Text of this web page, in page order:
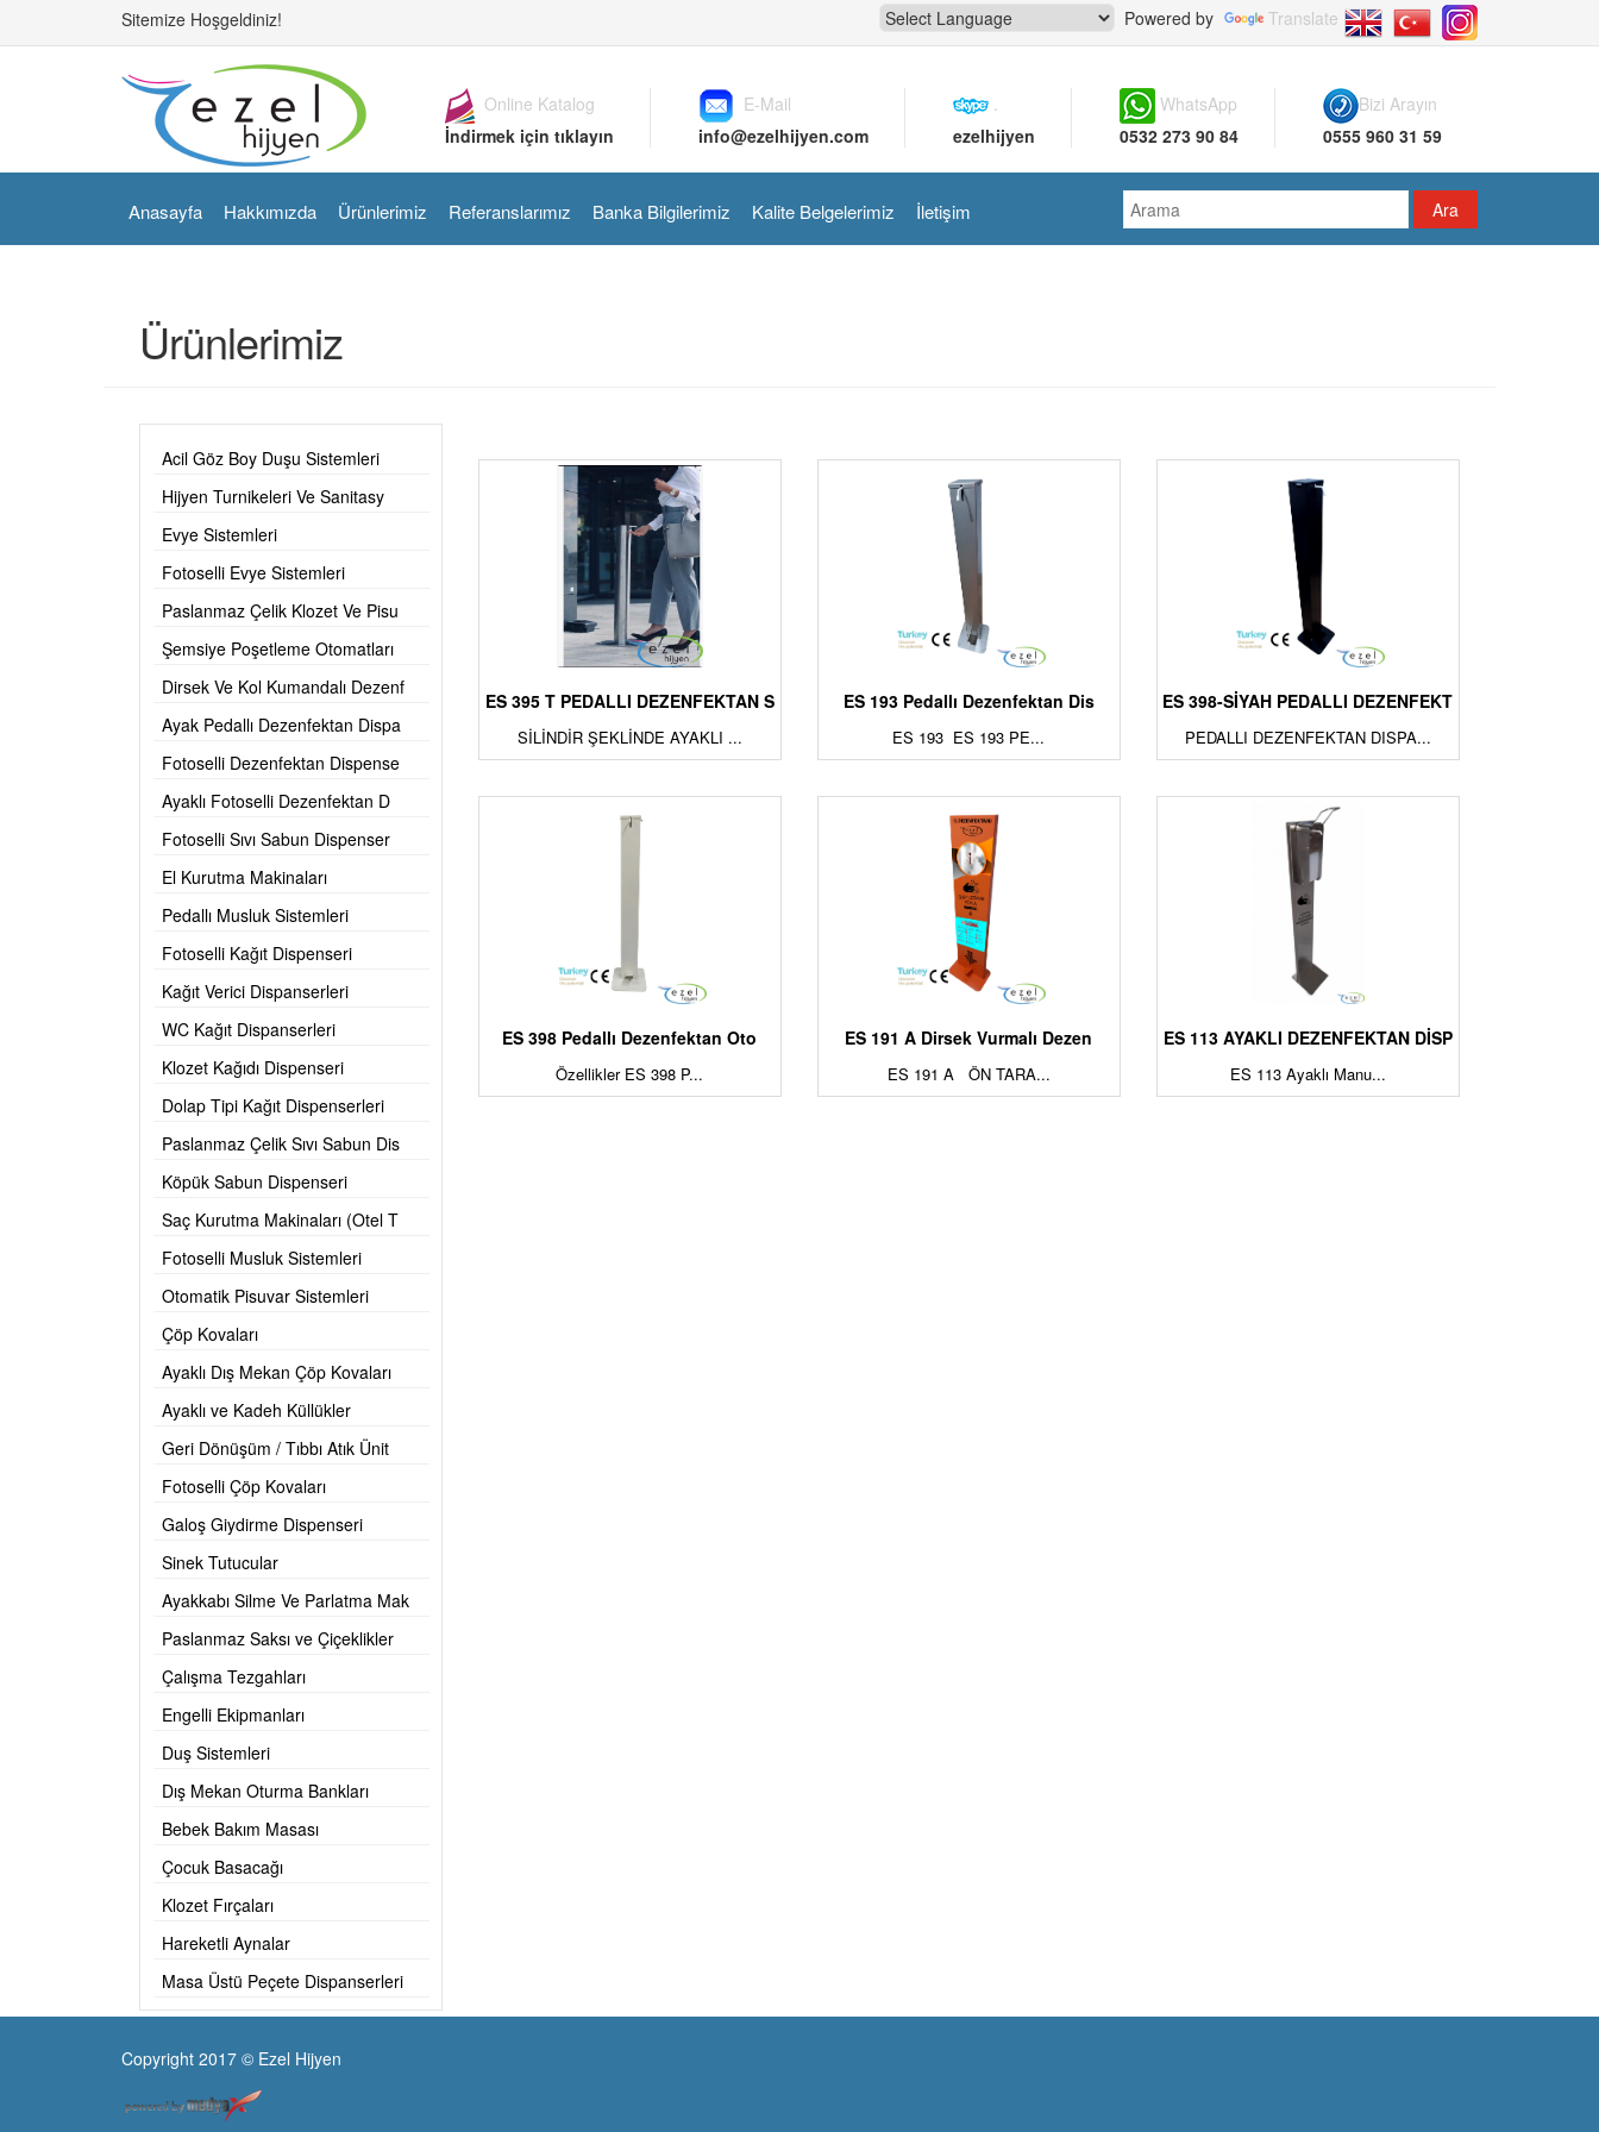
Sitemize Hoşgeldiniz! Powered by Translate
Bizi Arayın
0555 960 31 59
WhatsApp
0532 273 90 84
ezelhijyen
E-Mail
info@ezelhijyen.com
Online Katalog
İndirmek için tıklayın
Anasayfa Hakkımızda Ürünlerimiz Referanslarımız Banka Bilgilerimiz Kalite Belgelerimiz İletişim
Ürünlerimiz
Acil Göz Boy Duşu Sistemleri
Hijyen Turnikeleri Ve Sanitasy
Evye Sistemleri
Fotoselli Evye Sistemleri
Paslanmaz Çelik Klozet Ve Pisu
Şemsiye Poşetleme Otomatları
Dirsek Ve Kol Kumandalı Dezenf
Ayak Pedallı Dezenfektan Dispa
Fotoselli Dezenfektan Dispense
Ayaklı Fotoselli Dezenfektan D
Fotoselli Sıvı Sabun Dispenser
El Kurutma Makinaları
Pedallı Musluk Sistemleri
Fotoselli Kağıt Dispenseri
Kağıt Verici Dispanserleri
WC Kağıt Dispanserleri
Klozet Kağıdı Dispenseri
Dolap Tipi Kağıt Dispenserleri
Paslanmaz Çelik Sıvı Sabun Dis
Köpük Sabun Dispenseri
Saç Kurutma Makinaları (Otel T
Fotoselli Musluk Sistemleri
Otomatik Pisuvar Sistemleri
Çöp Kovaları
Ayaklı Dış Mekan Çöp Kovaları
Ayaklı ve Kadeh Küllükler
Geri Dönüşüm / Tıbbı Atık Ünit
Fotoselli Çöp Kovaları
Galoş Giydirme Dispenseri
Sinek Tutucular
Ayakkabı Silme Ve Parlatma Mak
Paslanmaz Saksı ve Çiçeklikler
Çalışma Tezgahları
Engelli Ekipmanları
Duş Sistemleri
Dış Mekan Oturma Bankları
Bebek Bakım Masası
Çocuk Basacağı
Klozet Fırçaları
Hareketli Aynalar
Masa Üstü Peçete Dispanserleri
ES 395 T PEDALLI DEZENFEKTAN S
SİLİNDİR ŞEKLİNDE AYAKLI ...
ES 193 Pedallı Dezenfektan Dis
ES 193 ES 193 PE...
ES 398-SİYAH PEDALLI DEZENFEKT
PEDALLI DEZENFEKTAN DISPA...
ES 398 Pedallı Dezenfektan Oto
Özellikler ES 398 P...
ES 191 A Dirsek Vurmalı Dezen
ES 191 A ÖN TARA...
ES 113 AYAKLI DEZENFEKTAN DİSP
ES 113 Ayaklı Manu...
Copyright 2017 © Ezel Hijyen